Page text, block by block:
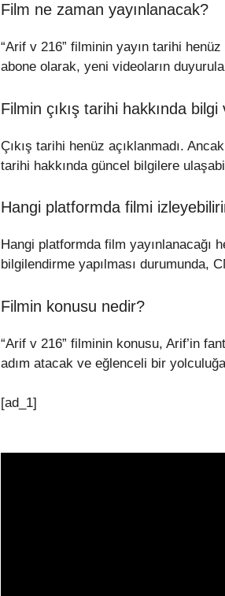
Film ne zaman yayınlanacak?
“Arif v 216” filminin yayın tarihi
abone olarak, yeni videoların
Filmin çıkış tarihi hakkında bilgi
Çıkış tarihi henüz açıklanmadı.
tarihi hakkında güncel bilgilere
Hangi platformda filmi
Hangi platformda film yayınlanacağı
bilgilendirme yapılması durumunda,
Filmin konusu nedir?
“Arif v 216” filminin konusu, Arif’in
adım atacak ve eğlenceli bir yolculuğa
[ad_1]